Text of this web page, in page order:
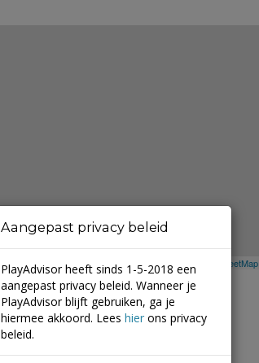
Leaflet | ©Mapbox OpenStreetMap
Aangepast privacy beleid
PlayAdvisor heeft sinds 1-5-2018 een
aangepast privacy beleid. Wanneer je
PlayAdvisor blijft gebruiken, ga je
hiermee akkoord. Lees hier ons privacy
beleid.